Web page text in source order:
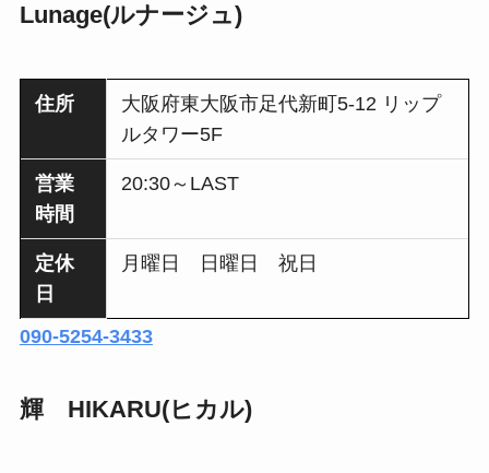
Lunage(ルナージュ)
住所
大阪府東大阪市足代新町5-12 リップ
ルタワー5F
営業
時間
20:30～LAST
定休
日
月曜日 日曜日 祝日
090-5254-3433
輝 HIKARU(ヒカル)